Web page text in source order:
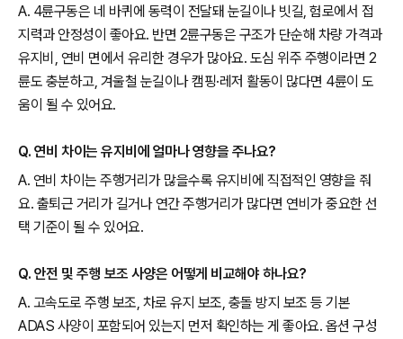
A. 4륜구동은 네 바퀴에 동력이 전달돼 눈길이나 빗길, 험로에서 접
지력과 안정성이 좋아요. 반면 2륜구동은 구조가 단순해 차량 가격과
유지비, 연비 면에서 유리한 경우가 많아요. 도심 위주 주행이라면 2
륜도 충분하고, 겨울철 눈길이나 캠핑·레저 활동이 많다면 4륜이 도
움이 될 수 있어요.
Q. 연비 차이는 유지비에 얼마나 영향을 주나요?
A. 연비 차이는 주행거리가 많을수록 유지비에 직접적인 영향을 줘
요. 출퇴근 거리가 길거나 연간 주행거리가 많다면 연비가 중요한 선
택 기준이 될 수 있어요.
Q. 안전 및 주행 보조 사양은 어떻게 비교해야 하나요?
A. 고속도로 주행 보조, 차로 유지 보조, 충돌 방지 보조 등 기본
ADAS 사양이 포함되어 있는지 먼저 확인하는 게 좋아요. 옵션 구성